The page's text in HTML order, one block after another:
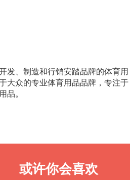
发、制造和行销安踏品牌的体育用
大众的专业体育用品品牌，专注于
品。
或许你会喜欢